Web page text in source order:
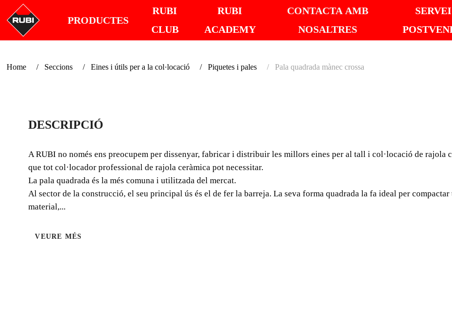
PRODUCTES
RUBI
CLUB
RUBI
ACADEMY
CONTACTA AMB
NOSALTRES
SERVEI
Home Seccions Eines i útils per a la col·locació Piquetes i pales Pala quadrada mànec crossa
complements i
DESCRIPCIÓ
A RUBI no només ens preocupem per dissenyar, fabricar i distribuir les millors eines per al tall i col·locació de rajola
que tot col·locador professional de rajola ceràmica pot necessitar.
La pala quadrada és la més comuna i utilitzada del mercat.
Al sector de la construcció, el seu principal ús és el de fer la barreja. La seva forma quadrada la fa ideal per
material,...
VEURE MÉS